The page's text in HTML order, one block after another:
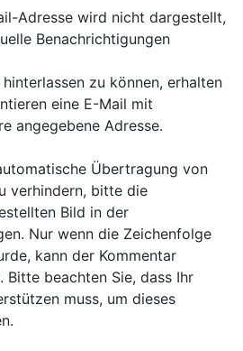
Adresse wird nicht dargestellt,
Benachrichtigungen
zu können, erhalten
eine E-Mail mit
angegebene Adresse.
Übertragung von
verhindern, bitte die
Bild in der
Nur wenn die Zeichenfolge
kann der Kommentar
Bitte beachten Sie, dass Ihr
muss, um dieses